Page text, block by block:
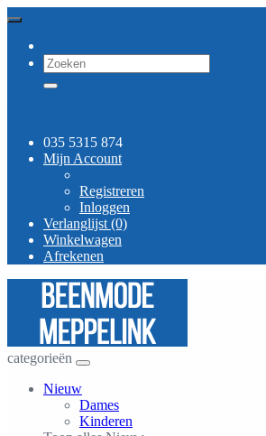
035 5315 874
Mijn Account
Registreren
Inloggen
Verlanglijst (0)
Winkelwagen
Afrekenen
categorieën
Nieuw
Dames
Kinderen